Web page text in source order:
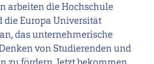
arbeiten die Hochschule
die Europa Universität
das unternehmerische
von Studierenden und